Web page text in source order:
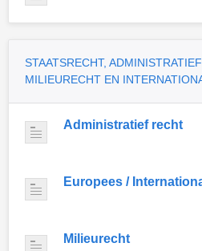
STAATSRECHT,
MILIEURECHT EN
Administratief recht
Europees /
Milieurecht